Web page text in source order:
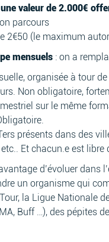
valeur de 2.000€
parcours
2€50 (le maximum
mensuels : on a
organisée à tour
Non obligatoire,
sur le même
présents dans des
Et chacun.e est libre
d’évoluer dans
un organisme qui
la Ligue Nationale
Buff …), des pépites